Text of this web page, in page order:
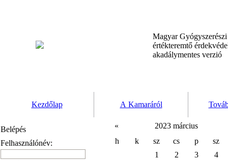
Magyar
értékteremtő
akadálymentes verzió
Kezdőlap A Kamaráról
Belépés
Felhasználónév:
«
2023 március
h
k sz cs p
sz
1
2 3
4